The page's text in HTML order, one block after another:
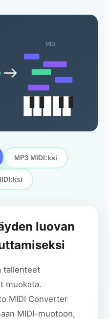
MIDI
MP3 MIDI:ksi
luovan
tallenteet
muokata.
MIDI Converter
MIDI-muotoon,